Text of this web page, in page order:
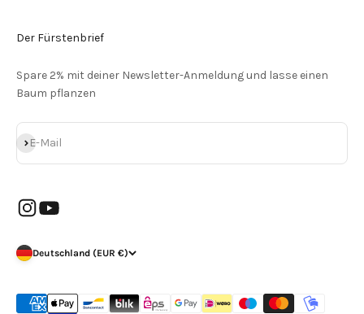
Der Fürstenbrief
Spare 2% mit deiner Newsletter-Anmeldung und lasse einen
Baum pflanzen
E-Mail
Abonnieren
Deutschland (EUR €)